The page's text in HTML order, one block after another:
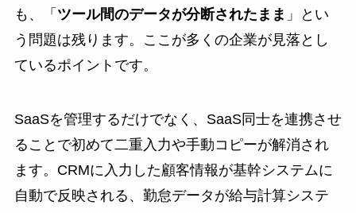
も、「 ツール間のデータが分断されたまま 」とい
う問題は残ります。ここが多くの企業が見落とし
ているポイントです。
SaaSを管理するだけでなく、SaaS同士を連携させ
ることで初めて二重入力や手動コピーが解消され
ます。CRMに入力した顧客情報が基幹システムに
自動で反映される、勤怠データが給与計算システ